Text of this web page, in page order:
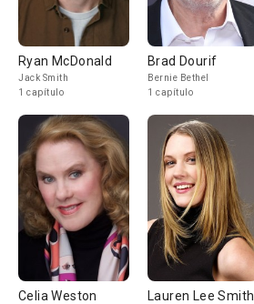
Ryan McDonald
Jack Smith
1 capítulo
Brad Dourif
Bernie Bethel
1 capítulo
Celia Weston Lauren Lee Smith